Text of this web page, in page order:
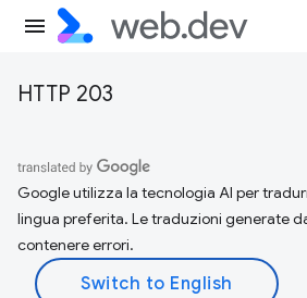
HTTP 203
Google utilizza la tecnologia AI per
lingua preferita. Le traduzioni generate
contenere errori.